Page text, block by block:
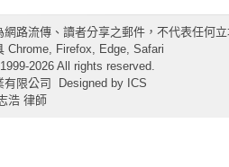
網路流傳、讀者分享之郵件，不代表任何
Chrome, Firefox, Edge, Safari
2026 All rights reserved.
有限公司
Designed by ICS
浩 律師